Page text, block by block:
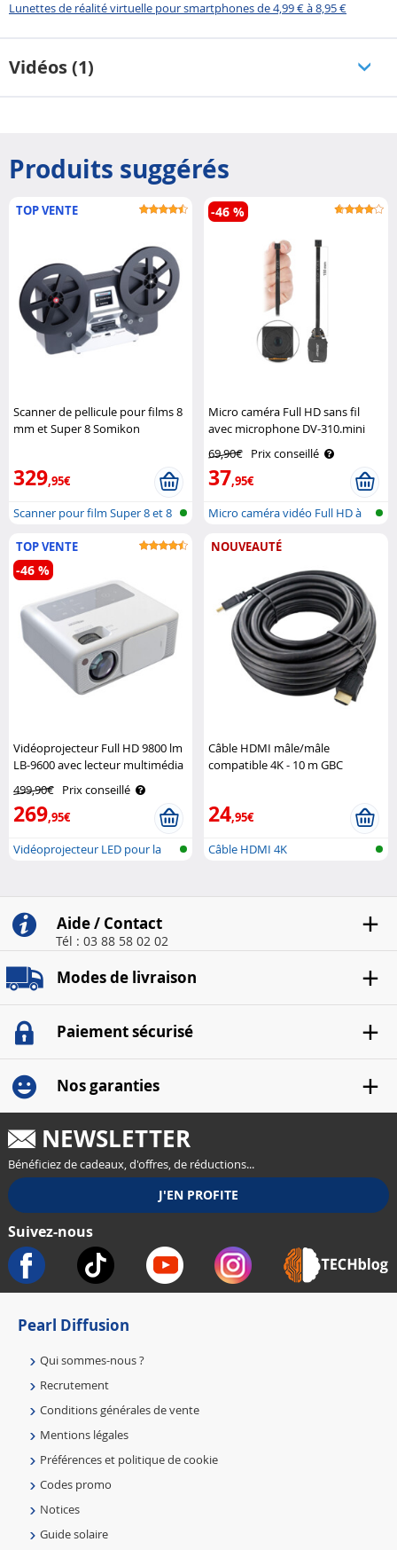
Lunettes de réalité virtuelle pour smartphones de 4,99 € à 8,95 €
Vidéos (1)
Produits suggérés
TOP VENTE
Scanner de pellicule pour films 8
mm et Super 8 Somikon
329,95€
Scanner pour film Super 8 et 8
Micro caméra Full HD sans fil
avec microphone DV-310.mini
69,90€ Prix conseillé
37,95€
-46 %
Micro caméra vidéo Full HD à
TOP VENTE
Vidéoprojecteur Full HD 9800 lm
LB-9600 avec lecteur multimédia
499,90€ Prix conseillé
269,95€
-46 %
Vidéoprojecteur LED pour la
NOUVEAUTÉ
Câble HDMI mâle/mâle
compatible 4K - 10 m GBC
24,95€
Câble HDMI 4K
Aide / Contact
Tél : 03 88 58 02 02
Modes de livraison
Paiement sécurisé
Nos garanties
NEWSLETTER
Bénéficiez de cadeaux, d'offres, de réductions...
Suivez-nous
Pearl Diffusion
Qui sommes-nous ?
Recrutement
Conditions générales de vente
Mentions légales
Préférences et politique de cookie
Codes promo
Notices
Guide solaire